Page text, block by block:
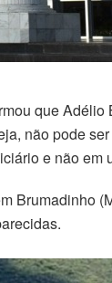
que
não pode
e não em
Brumadinho